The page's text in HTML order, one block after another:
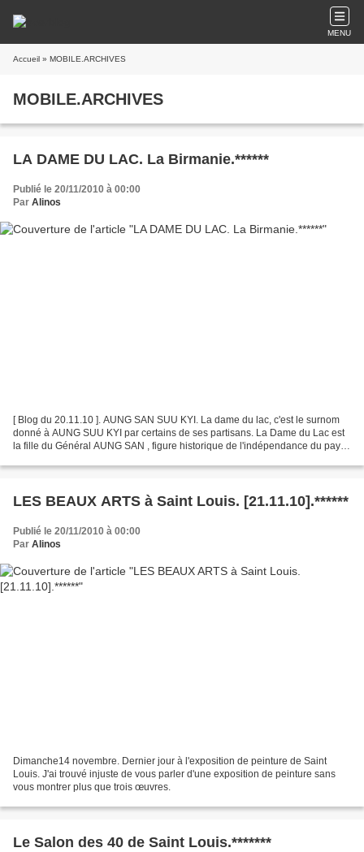
MENU
Accueil » MOBILE.ARCHIVES
MOBILE.ARCHIVES
LA DAME DU LAC. La Birmanie.******
Publié le 20/11/2010 à 00:00
Par Alinos
[ Blog du 20.11.10 ]. AUNG SAN SUU KYI. La dame du lac, c'est le surnom
donné à AUNG SUU KYI par certains de ses partisans. La Dame du Lac est
la fille du Général AUNG SAN , figure historique de l'indépendance du pays
LES BEAUX ARTS à Saint Louis. [21.11.10].******
Publié le 20/11/2010 à 00:00
Par Alinos
Dimanche14 novembre. Dernier jour à l'exposition de peinture de Saint
Louis. J'ai trouvé injuste de vous parler d'une exposition de peinture sans
vous montrer plus que trois œuvres.
Le Salon des 40 de Saint Louis.*******